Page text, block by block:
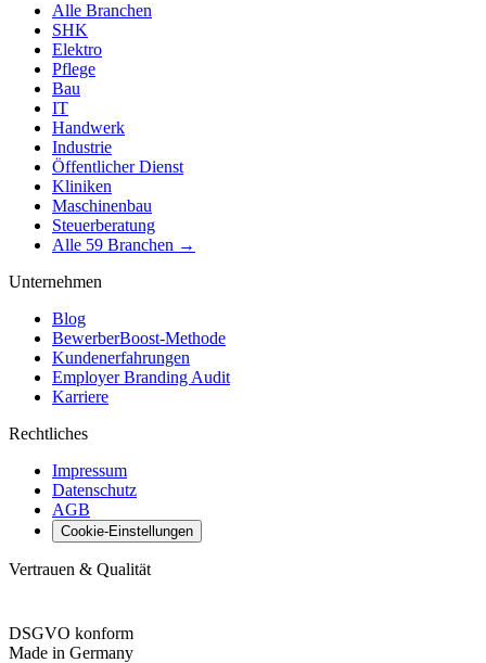
Alle Branchen
SHK
Elektro
Pflege
Bau
IT
Handwerk
Industrie
Öffentlicher Dienst
Kliniken
Maschinenbau
Steuerberatung
Alle 59 Branchen →
Unternehmen
Blog
BewerberBoost-Methode
Kundenerfahrungen
Employer Branding Audit
Karriere
Rechtliches
Impressum
Datenschutz
AGB
Cookie-Einstellungen
Vertrauen & Qualität
DSGVO konform
Made in Germany